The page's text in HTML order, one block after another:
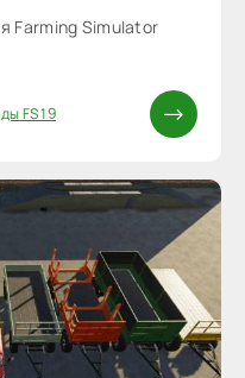
Farming Simulator
FS 19